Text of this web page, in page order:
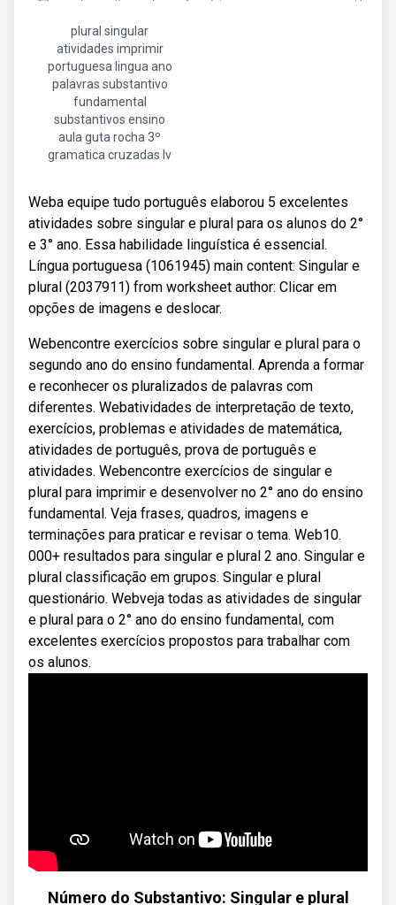
plural singular
atividades imprimir
portuguesa lingua ano
palavras substantivo
fundamental
substantivos ensino
aula guta rocha 3º
gramatica cruzadas lv
Weba equipe tudo português elaborou 5 excelentes
atividades sobre singular e plural para os alunos do 2°
e 3° ano. Essa habilidade linguística é essencial.
Língua portuguesa (1061945) main content: Singular e
plural (2037911) from worksheet author: Clicar em
opções de imagens e deslocar.
Webencontre exercícios sobre singular e plural para o
segundo ano do ensino fundamental. Aprenda a formar
e reconhecer os pluralizados de palavras com
diferentes. Webatividades de interpretação de texto,
exercícios, problemas e atividades de matemática,
atividades de português, prova de português e
atividades. Webencontre exercícios de singular e
plural para imprimir e desenvolver no 2° ano do ensino
fundamental. Veja frases, quadros, imagens e
terminações para praticar e revisar o tema. Web10.
000+ resultados para singular e plural 2 ano. Singular e
plural classificação em grupos. Singular e plural
questionário. Webveja todas as atividades de singular
e plural para o 2° ano do ensino fundamental, com
excelentes exercícios propostos para trabalhar com
os alunos.
Número do Substantivo: Singular e plural